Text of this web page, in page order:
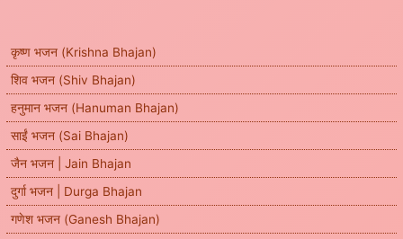
कृष्ण भजन (Krishna Bhajan)
शिव भजन (Shiv Bhajan)
हनुमान भजन (Hanuman Bhajan)
साईं भजन (Sai Bhajan)
जैन भजन | Jain Bhajan
दुर्गा भजन | Durga Bhajan
गणेश भजन (Ganesh Bhajan)